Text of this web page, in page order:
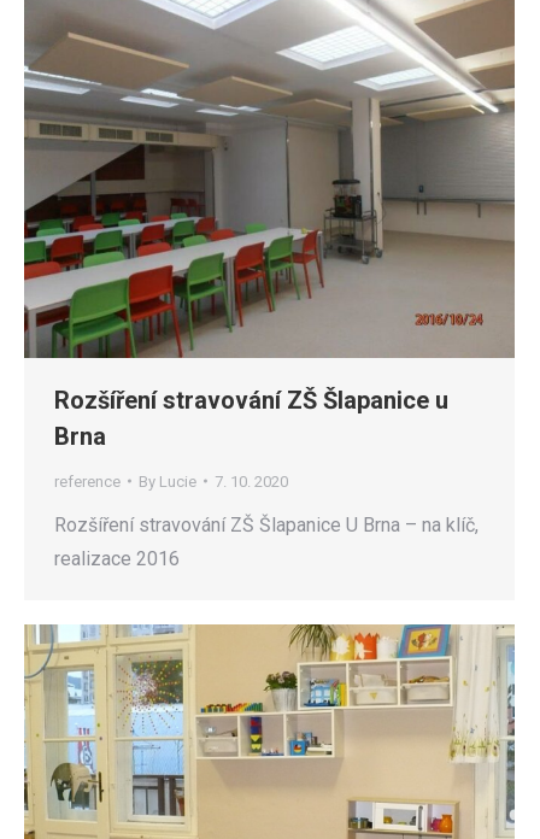
Rozšíření stravování ZŠ Šlapanice u
Brna
reference By Lucie 7. 10. 2020
Rozšíření stravování ZŠ Šlapanice U Brna – na klíč,
realizace 2016